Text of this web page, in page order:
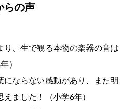
らの声
り、生で観る本物の楽器の音は
）
にならない感動があり、また明
ました！（小学6年）